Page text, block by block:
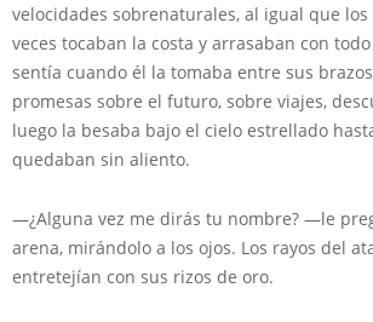
velocidades sobrenaturales, al igual que
veces tocaban la costa y arrasaban con
sentía cuando él la tomaba entre sus
promesas sobre el futuro, sobre viajes,
luego la besaba bajo el cielo estrellado
quedaban sin aliento.
—¿Alguna vez me dirás tu nombre? —le
arena, mirándolo a los ojos. Los rayos del
entretejían con sus rizos de oro.